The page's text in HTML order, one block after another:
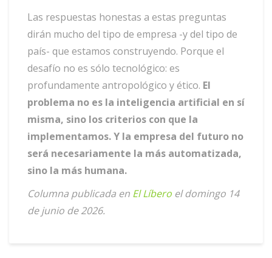
Las respuestas honestas a estas preguntas
dirán mucho del tipo de empresa -y del tipo de
país- que estamos construyendo. Porque el
desafío no es sólo tecnológico: es
profundamente antropológico y ético. El
problema no es la inteligencia artificial en sí
misma, sino los criterios con que la
implementamos. Y la empresa del futuro no
será necesariamente la más automatizada,
sino la más humana.
Columna publicada en El Líbero el domingo 14
de junio de 2026.